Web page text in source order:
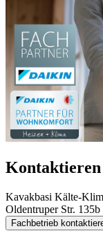
Kontaktieren
Kavakbasi Kälte-
Oldentruper Str.
Fachbetrieb